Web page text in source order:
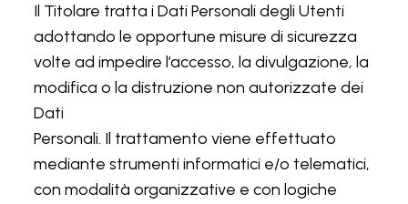
Il Titolare tratta i Dati Personali degli Utenti
adottando le opportune misure di sicurezza
volte ad impedire l’accesso, la divulgazione, la
modifica o la distruzione non autorizzate dei
Dati
Personali. Il trattamento viene effettuato
mediante strumenti informatici e/o telematici,
con modalità organizzative e con logiche